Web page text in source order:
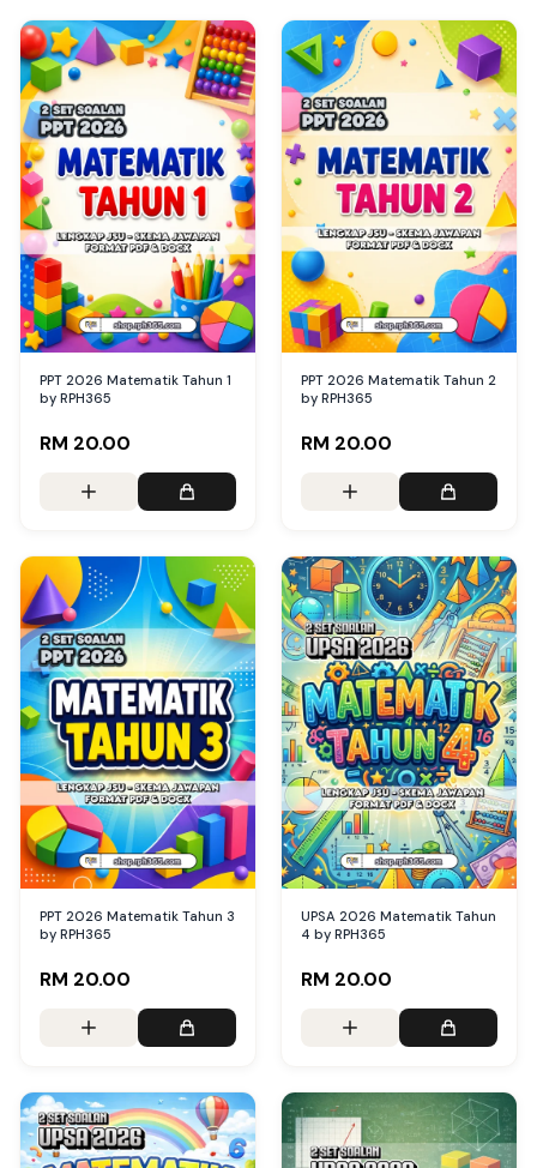
PPT 2026 Matematik Tahun 1
by RPH365
RM 20.00
PPT 2026 Matematik Tahun 2
by RPH365
RM 20.00
PPT 2026 Matematik Tahun 3
by RPH365
RM 20.00
UPSA 2026 Matematik Tahun
4 by RPH365
RM 20.00